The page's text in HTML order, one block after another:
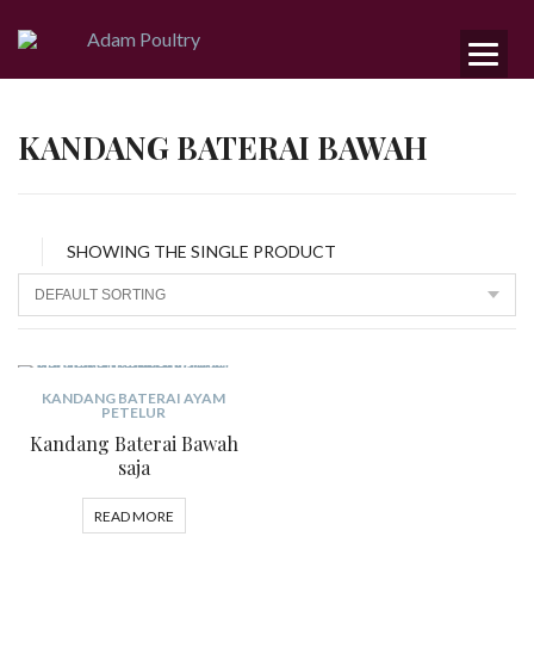
KANDANG BATERAI BAWAH
SHOWING THE SINGLE PRODUCT
KANDANG BATERAI AYAM
PETELUR
Kandang Baterai Bawah
saja
READ MORE